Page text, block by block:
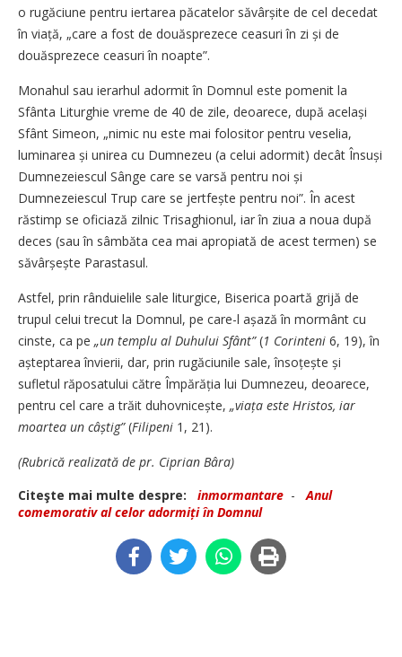
o rugăciune pentru iertarea păcatelor săvârșite de cel decedat
în viață, „care a fost de douăsprezece ceasuri în zi și de
douăsprezece ceasuri în noapte”.
Monahul sau ierarhul adormit în Domnul este pomenit la
Sfânta Liturghie vreme de 40 de zile, deoarece, după același
Sfânt Simeon, „nimic nu este mai folositor pentru veselia,
luminarea și unirea cu Dumnezeu (a celui adormit) decât Însuși
Dumnezeiescul Sânge care se varsă pentru noi și
Dumnezeiescul Trup care se jertfește pentru noi”. În acest
răstimp se oficiază zilnic Trisaghionul, iar în ziua a noua după
deces (sau în sâmbăta cea mai apropiată de acest termen) se
săvârșește Parastasul.
Astfel, prin rânduielile sale liturgice, Biserica poartă grijă de
trupul celui trecut la Domnul, pe care-l așază în mormânt cu
cinste, ca pe „un templu al Duhului Sfânt”(1 Corinteni 6, 19), în
așteptarea învierii, dar, prin rugăciunile sale, însoțește și
sufletul răposatului către Împărăția lui Dumnezeu, deoarece,
pentru cel care a trăit duhovnicește, „viața este Hristos, iar
moartea un câștig”(Filipeni 1, 21).
(Rubrică realizată de pr. Ciprian Bâra)
Citeşte mai multe despre:
inmormantare -Anul
comemorativ al celor adormiți în Domnul